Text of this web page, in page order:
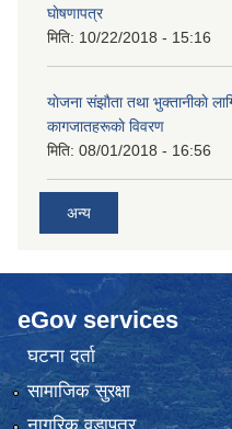
घाेषणापत्र
मिति: 10/22/2018 - 15:16
याेजना संझाैता तथा भुक्तानीकाे
कागजातहरूकाे विवरण
मिति: 08/01/2018 - 16:56
अन्य
eGov services
घटना दर्ता
सामाजिक सुरक्षा